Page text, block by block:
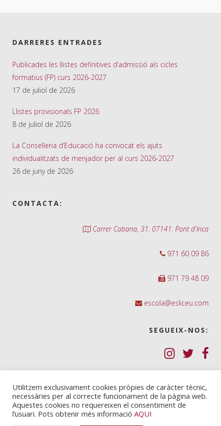
DARRERES ENTRADES
Publicades les llistes definitives d’admissió als cicles
formatius (FP) curs 2026-2027
17 de juliol de 2026
Llistes provisionals FP 2026
8 de juliol de 2026
La Conselleria d’Educació ha convocat els ajuts
individualitzats de menjador per al curs 2026-2027
26 de juny de 2026
CONTACTA:
Carrer Cabana, 31. 07141. Pont d'Inca
971 60 09 86
971 79 48 09
escola@esliceu.com
SEGUEIX-NOS:
Política de Galetes (cookies)
Política de privadesa
Nota legal i condicions d’ús
Utilitzem exclusivament cookies pròpies de caràcter tècnic,
necessàries per al correcte funcionament de la pàgina web.
Aquestes cookies no requereixen el consentiment de
l’usuari. Pots obtenir més informació AQUI